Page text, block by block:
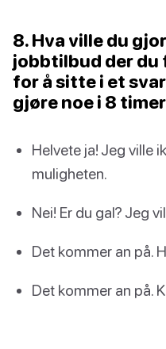
8. Hva ville du
jobbtilbud der
for å sitte i et
gjøre noe i 8
Helvete ja! Jeg ville
muligheten.
Nei! Er du gal? Jeg
Det kommer an på.
Det kommer an på.